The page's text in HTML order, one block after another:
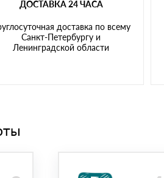
ДОСТАВКА 24 ЧАСА
доставка по всему
Санкт-Петербургу и
Ленинградской области